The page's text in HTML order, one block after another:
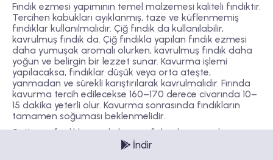
Fındık ezmesi yapımının temel malzemesi kaliteli fındıktır.
Tercihen kabukları ayıklanmış, taze ve küflenmemiş
fındıklar kullanılmalıdır. Çiğ fındık da kullanılabilir,
kavrulmuş fındık da. Çiğ fındıkla yapılan fındık ezmesi
daha yumuşak aromalı olurken, kavrulmuş fındık daha
yoğun ve belirgin bir lezzet sunar. Kavurma işlemi
yapılacaksa, fındıklar düşük veya orta ateşte,
yanmadan ve sürekli karıştırılarak kavrulmalıdır. Fırında
kavurma tercih edilecekse 160–170 derece civarında 10–
15 dakika yeterli olur. Kavurma sonrasında fındıkların
tamamen soğuması beklenmelidir.
Soğuyan fındıklar güçlü bir mutfak robotu ya da
blender içine alınır. Bu aşamada sabırlı olmak oldukça
İndir